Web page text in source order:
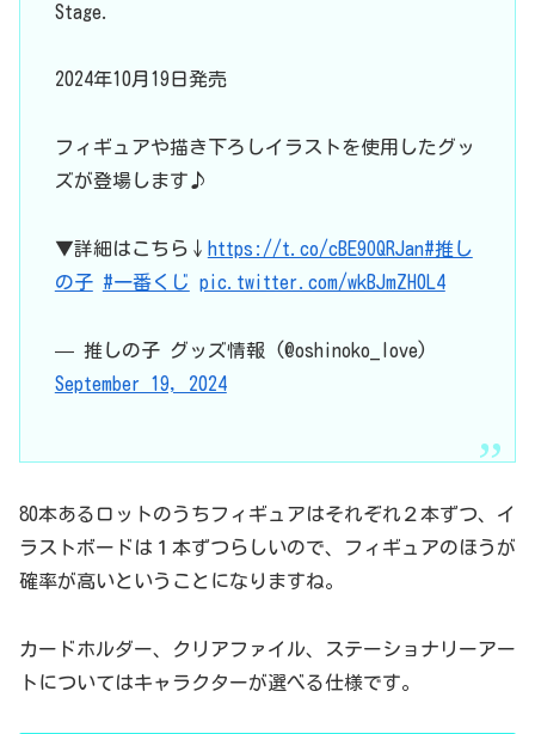
Stage.
2024年10月19日発売
フィギュアや描き下ろしイラストを使用したグッ
ズが登場します♪
▼詳細はこちら↓ https://t.co/cBE9OQRJan#推し
の子 #一番くじ pic.twitter.com/wkBJmZH0L4
— 推しの子 グッズ情報 (@oshinoko_love)
September 19, 2024
80本あるロットのうちフィギュアはそれぞれ２本ずつ、イ
ラストボードは１本ずつらしいので、フィギュアのほうが
確率が高いということになりますね。
カードホルダー、クリアファイル、ステーショナリーアー
トについてはキャラクターが選べる仕様です。